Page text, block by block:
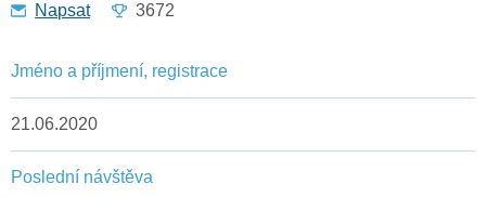
Napsat
3672
Jméno a příjmení, registrace
21.06.2020
Poslední návštěva